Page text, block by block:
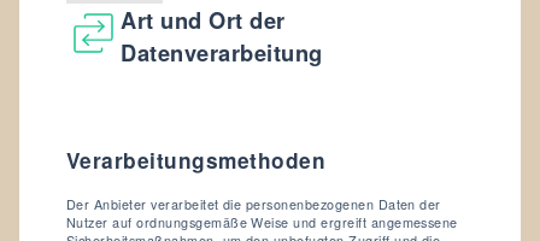
Art und Ort der
Datenverarbeitung
Verarbeitungsmethoden
Der Anbieter verarbeitet die personenbezogenen Daten der
Nutzer auf ordnungsgemäße Weise und ergreift angemessene